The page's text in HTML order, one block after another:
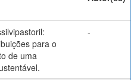
para o
de uma
-